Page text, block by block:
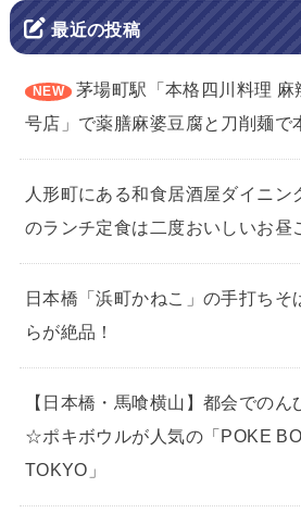
最近の投稿
茅場町駅「本格四川料理 麻
号店」で薬膳麻婆豆腐と刀削麺で
人形町にある和食居酒屋ダイニン
のランチ定食は二度おいしいお昼
日本橋「浜町かねこ」の手打ちそ
らが絶品！
【日本橋・馬喰横山】都会でのん
☆ポキボウルが人気の「POKE
TOKYO」